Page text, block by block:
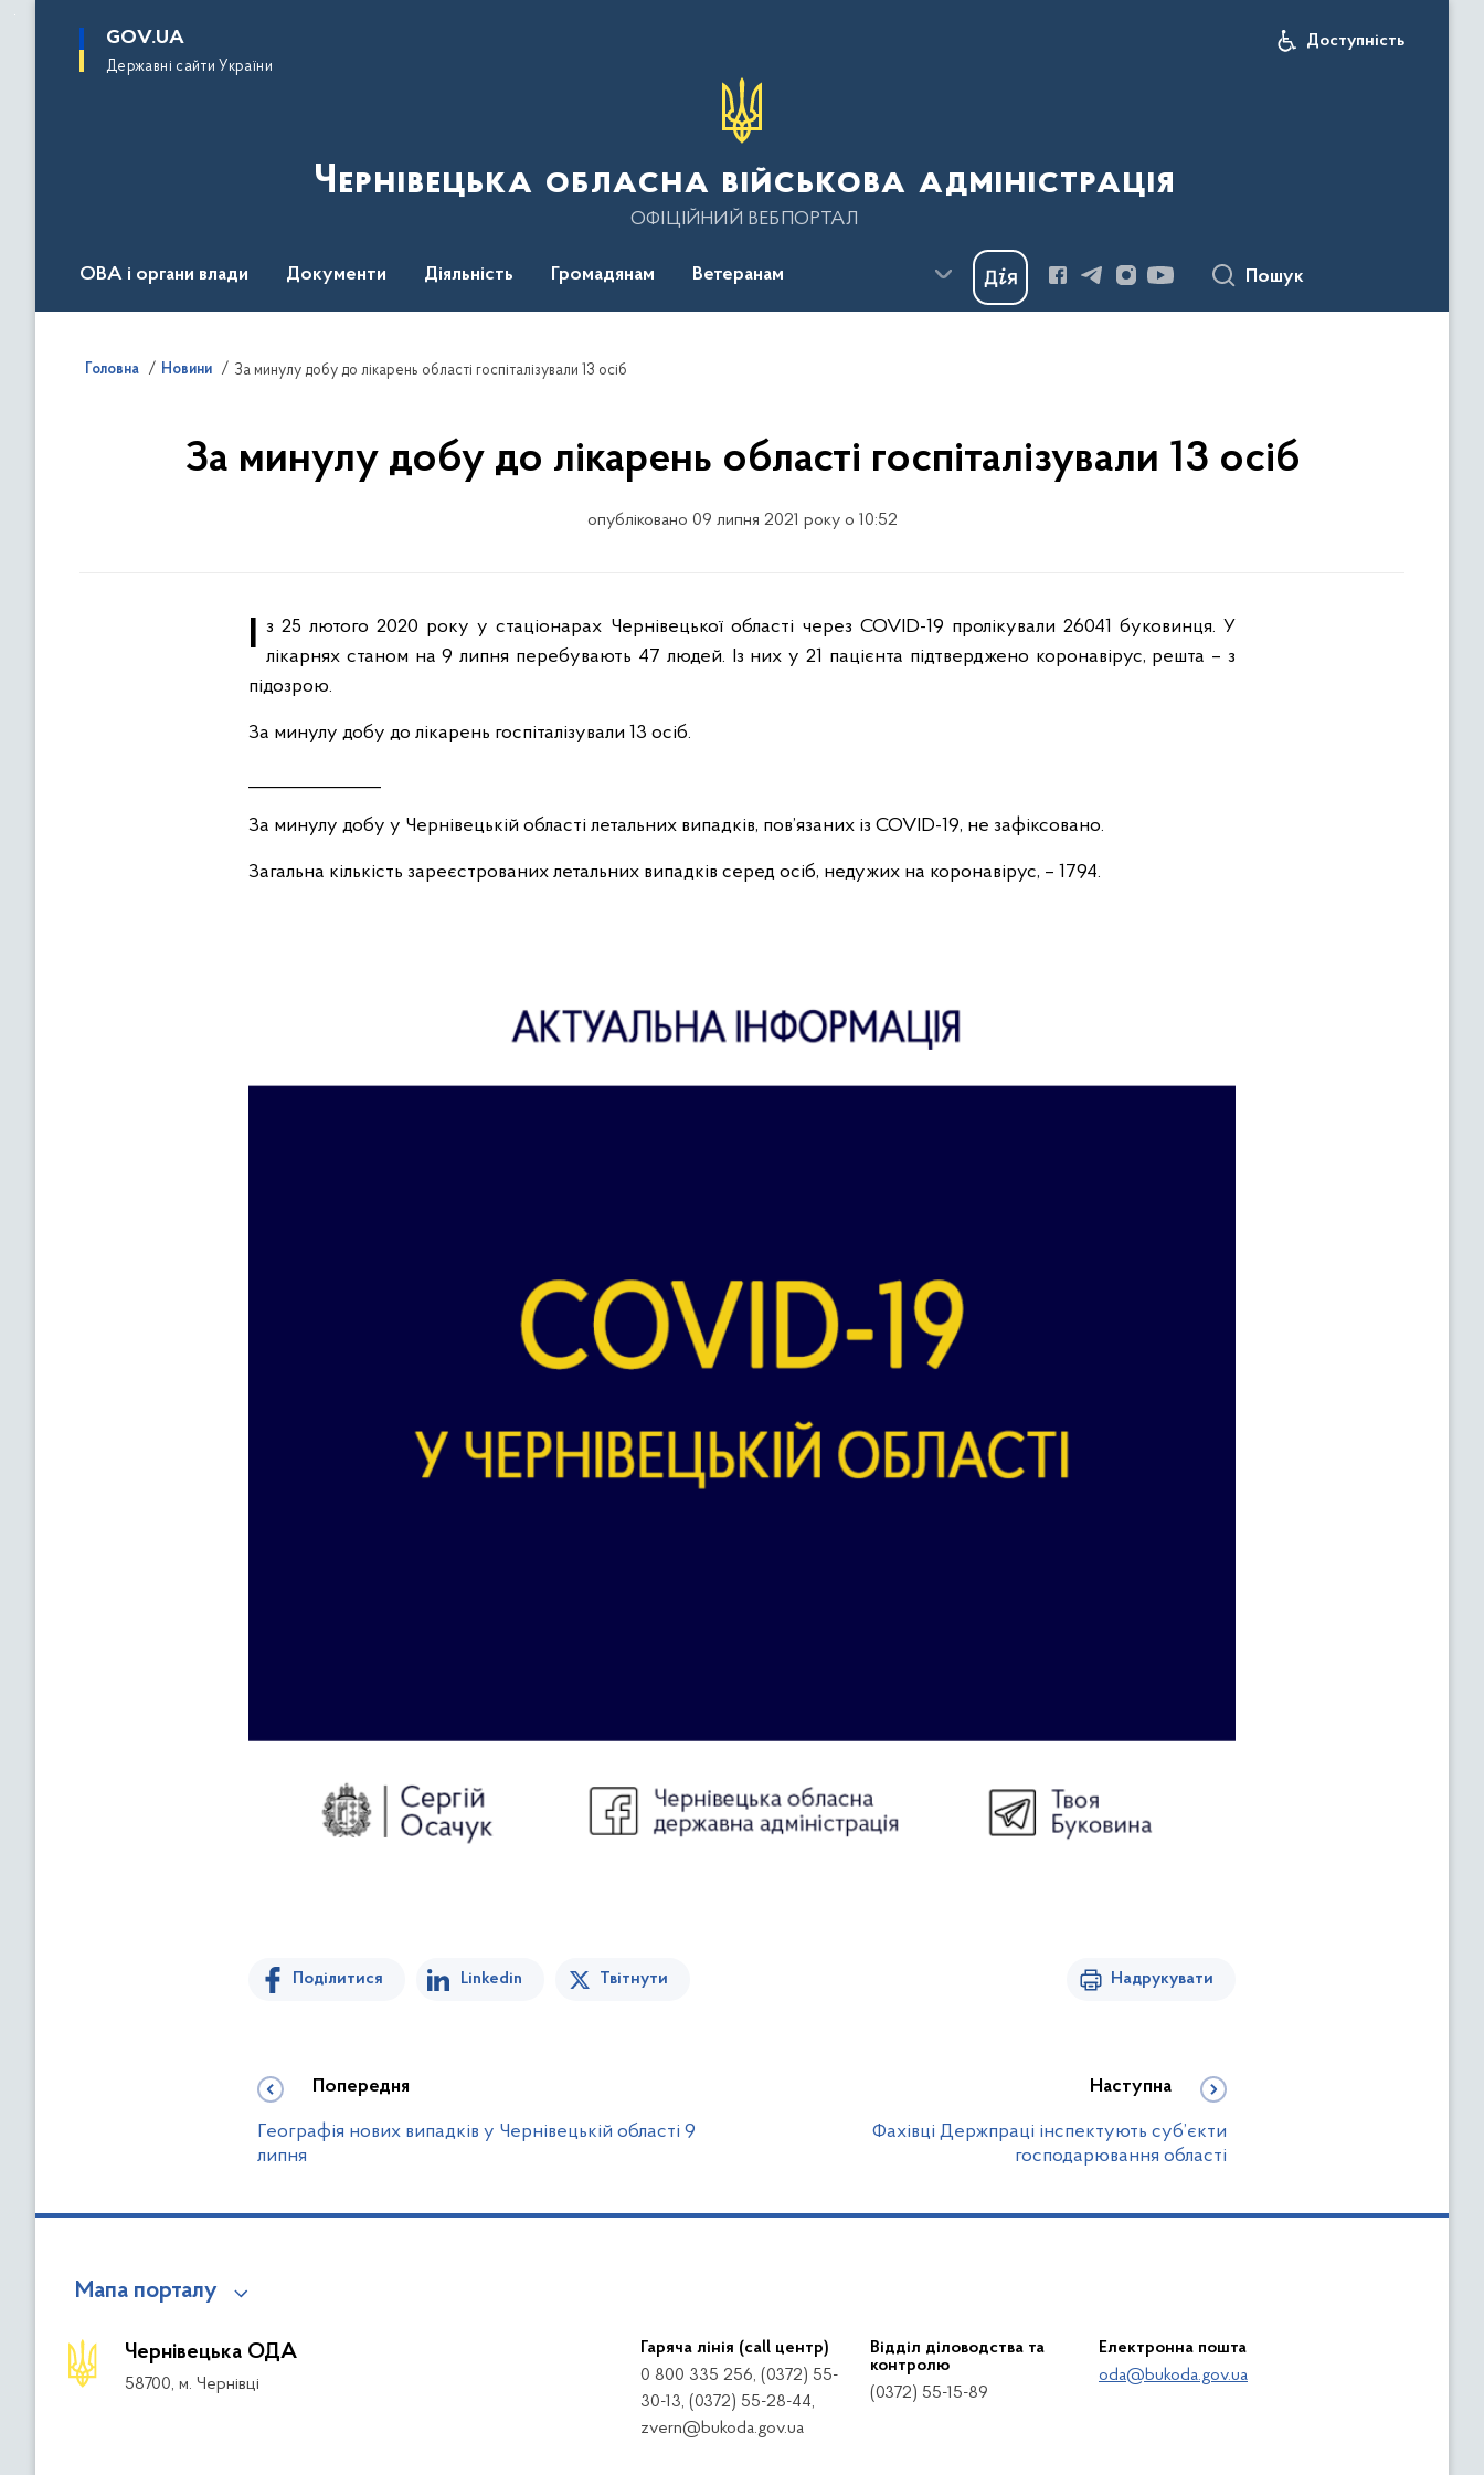
основного
GOV.UA
Державні сайти України
Доступність
Чернівецька обласна військова адміністрація
ОФІЦІЙНИЙ ВЕБПОРТАЛ
ОВА і органи влади Документи Діяльність Громадянам Ветеранам Пошук
Головна Новини За минулу добу до лікарень області госпіталізували 13 осіб
За минулу добу до лікарень області госпіталізували 13 осіб
опубліковано 09 липня 2021 року о 10:52
Із 25 лютого 2020 року у стаціонарах Чернівецької області через COVID-19 пролікували 26041 буковинця. У лікарнях станом на 9 липня перебувають 47 людей. Із них у 21 пацієнта підтверджено коронавірус, решта – з
підозрою.
За минулу добу до лікарень госпіталізували 13 осіб.
За минулу добу у Чернівецькій області летальних випадків, пов’язаних із COVID-19, не зафіксовано.
Загальна кількість зареєстрованих летальних випадків серед осіб, недужих на коронавірус, – 1794.
Поділитися Linkedin Твітнути Надрукувати
Попередня
Географія нових випадків у Чернівецькій області 9
липня
Наступна
Фахівці Держпраці інспектують суб’єкти
господарювання області
Мапа порталу
Чернівецька ОДА
58700, м. Чернівці
Гаряча лінія (call центр)
0 800 335 256, (0372) 55-
30-13, (0372) 55-28-44,
zvern@bukoda.gov.ua
Відділ діловодства та
контролю
(0372) 55-15-89
Електронна пошта
oda@bukoda.gov.ua